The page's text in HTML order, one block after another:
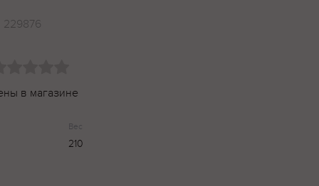
229876
в магазине
Вес
210